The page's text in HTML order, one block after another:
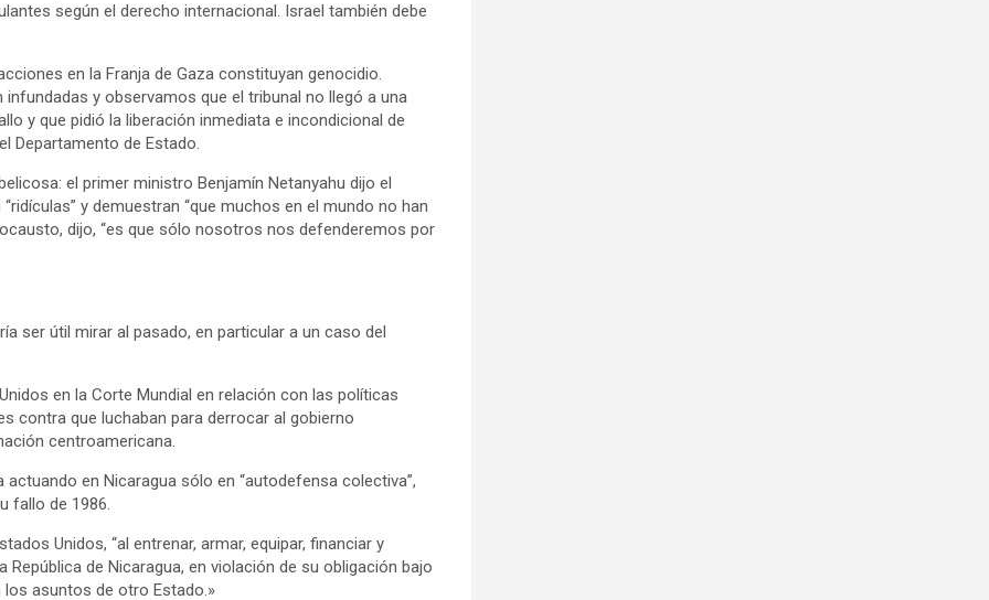
según el derecho internacional. Israel también debe
en la Franja de Gaza constituyan genocidio.
y observamos que el tribunal no llegó a una
y que pidió la liberación inmediata e incondicional de
Departamento de Estado.
el primer ministro Benjamín Netanyahu dijo el
y demuestran “que muchos en el mundo no han
dijo, “es que sólo nosotros nos defenderemos por
ser útil mirar al pasado, en particular a un caso del
en la Corte Mundial en relación con las políticas
contra que luchaban para derrocar al gobierno
centroamericana.
en Nicaragua sólo en “autodefensa colectiva”,
fallo de 1986.
Unidos, “al entrenar, armar, equipar, financiar y
de Nicaragua, en violación de su obligación bajo
asuntos de otro Estado.»